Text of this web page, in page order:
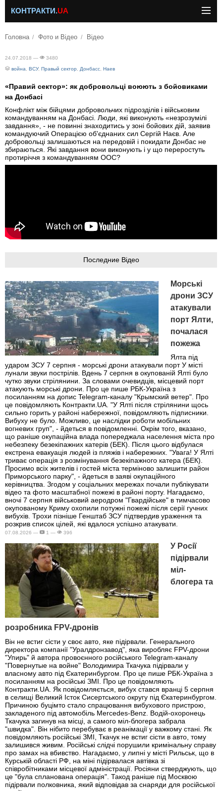
КОНТРАКТИ.UA
Головна Фото и Відео Відео
24.07.2018 —
3480
война
ВСУ, Правый сектор Донбасс Наев
«Правий сектор»: як добровольці воюють з бойовиками
на Донбасі
Конфлікт між бійцями добровольчих підрозділів і військовим
командуванням на Донбасі. Люди, які виконують «незрозумілі
завдання», - не повинні знаходитись у зоні бойових дій, заявив
командуючий Операцією об'єднаних сил Сергій Наєв. Але
добровольці залишаються на передовій і покидати Донбас не
збираються. Які завдання вони виконують і у що переростуть
протиріччя з командуванням ООС?
Последние Відео
Морські
дрони ЗСУ
атакували
порт Ялти,
почалася
пожежа
Ялта під
ударом ЗСУ 7 серпня - морські дрони атакували порт У місті
лунали звуки пострілів. Вдень 7 серпня в окупованій Ялті було
чутко звуки стрілянини. За словами очевидців, місцевий порт
атакують морські дрони. Про це пише РБК-Україна з
посиланням на допис Telegram-каналу "Крымский ветер". Про
це повідомляють Контракти.UA. "У Ялті після стрілянини щось
сильно горить у районі набережної, повідомляють підписники.
Вибуху не було. Можливо, це наслідки роботи мобільних
вогневих груп", - йдеться в повідомленні. Окрім того, вказано,
що раніше окупаційна влада попереджала населення міста про
небезпеку безекіпажних катерів (БЕК). Після цього відбулася
екстрена евакуація людей із пляжів і набережних. "Увага! У Ялті
триває операція з розмінування безекіпажного катера (БЕК).
Просимо всіх жителів і гостей міста терміново залишити район
Приморського парку", - йдеться в заяві окупаційного
керівництва. Згодом у соціальних мережах почали публікувати
відео та фото масштабної пожежі в районі порту. Нагадаємо,
вночі 7 серпня військовий аеродром "Гвардійське" в тимчасово
окупованому Криму охопили потужні пожежі після серії гучних
вибухів. Трохи пізніше Генштаб ЗСУ підтвердив ураження та
розкрив список цілей, які вдалося успішно атакувати.
07.08.2026 — 1 — 396
У Росії
підірвали
міл-
блогера та
розробника FPV-дронів
Він не встиг сісти у своє авто, яке підірвали. Генерального
директора компанії "Уралдронзавод", яка виробляє FPV-дрони
"Упирь" й автора провоєнного російського Telegram-каналу
"Повернутые на войне" Володимира Ткачука підірвали у
власному авто під Єкатеринбургом. Про це пише РБК-Україна з
посиланням на російські ЗМІ. Про це повідомляють
Контракти.UA. Як повідомляється, вибух стався вранці 5 серпня
в селищі Великий Істок Сисертського округу під Єкатеринбургом.
Причиною буцімто стало спрацювання вибухового пристрою,
закладеного під автомобіль Mercedes-Benz. Водій-охоронець
Ткачука загинув на місці, а самого міл-блогера забрала
"швидка". Він нібито перебуває в реанімації у важкому стані. Як
повідомляють російські ЗМІ, Ткачук не встиг сісти в авто, тому
залишився живим. Російські слідчі порушили кримінальну справу
про замах на вбивство. Нагадаємо, у липні у місті Рильськ, що в
Курській області РФ, на міні підірвалася автівка зі
співробітниками місцевої адміністрації. Росіяни стверджують, що
це "була спланована операція". Такод раніше під Москвою
підірвали полковника, який відповідав за снаряди для російської